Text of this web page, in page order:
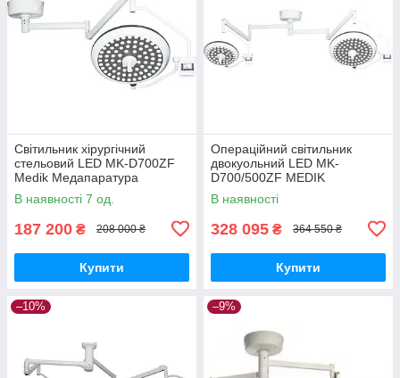
Світильник хірургічний
стельовий LED MK-D700ZF
Medik Медапаратура
В наявності 7 од.
187 200 ₴ 208 000 ₴
Купити
Операційний світильник
двокуольний LED MK-
D700/500ZF MEDIK
Медапаратура
В наявності
328 095 ₴ 364 550 ₴
Купити
–10% –9%